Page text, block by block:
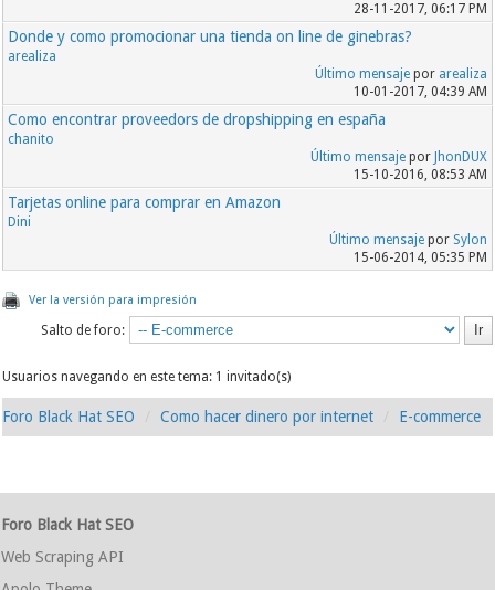
28-11-2017, 06:17 PM
Donde y como promocionar una tienda on line de ginebras?
arealiza
Último mensajepor arealiza
10-01-2017, 04:39 AM
Como encontrar proveedors de dropshipping en españa
chanito
Último mensajepor JhonDUX
15-10-2016, 08:53 AM
Tarjetas online para comprar en Amazon
Dini
Último mensajepor Sylon
15-06-2014, 05:35 PM
Ver la versión para impresión
Salto de foro:
Usuarios navegando en este tema: 1 invitado(s)
Foro Black Hat SEO Como hacer dinero por internet E-commerce
Foro Black Hat SEO
Web Scraping API